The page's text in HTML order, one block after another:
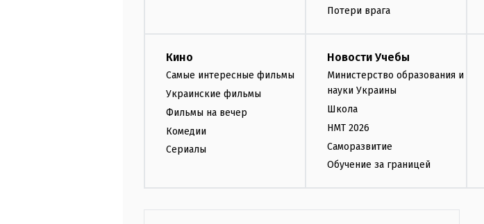
Потери врага
Кино
Самые интересные фильмы
Украинские фильмы
Фильмы на вечер
Комедии
Сериалы
Новости Учебы
Министерство образования и
науки Украины
Школа
НМТ 2026
Саморазвитие
Обучение за границей